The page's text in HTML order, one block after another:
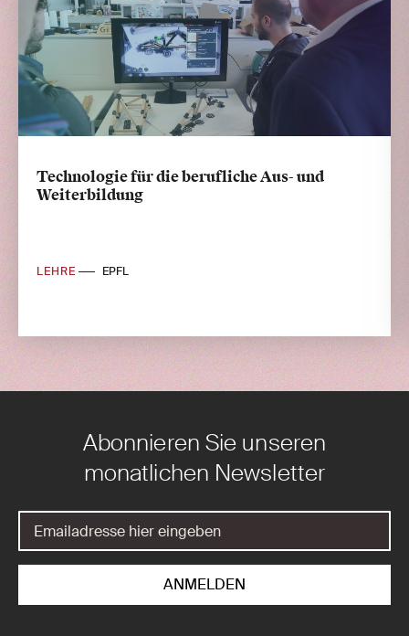
Technologie für die berufliche Aus- und
Weiterbildung
LEHRE EPFL
Abonnieren Sie unseren
monatlichen Newsletter